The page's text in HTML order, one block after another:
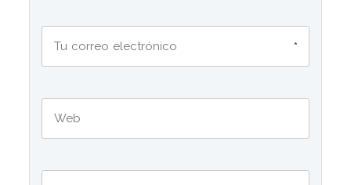
*